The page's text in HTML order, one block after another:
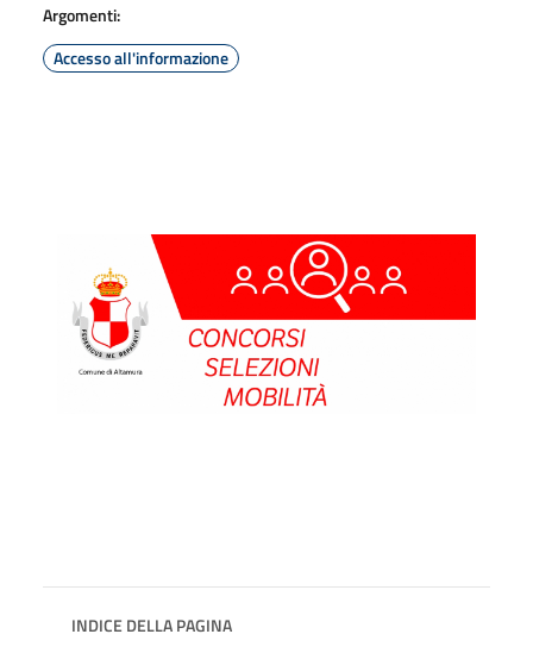
Argomenti:
Accesso all'informazione
INDICE DELLA PAGINA